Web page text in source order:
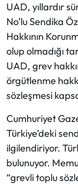
UAD, yıllardır
No’lu Sendika
Hakkının
olup olmadığı
UAD, grev
örgütlenme
sözleşmesi
Cumhuriyet
Türkiye’deki
ilgilendiriyor.
bulunuyor.
“grevli toplu